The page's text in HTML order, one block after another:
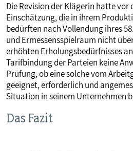
Die Revision der Klägerin hatte vor
Einschätzung, die in ihrem
bedürften nach Vollendung ihres
und Ermessensspielraum nicht
erhöhten Erholungsbedürfnisses
Tarifbindung der Parteien keine
Prüfung, ob eine solche vom
geeignet, erforderlich und
Situation in seinem Unternehmen
Das Fazit